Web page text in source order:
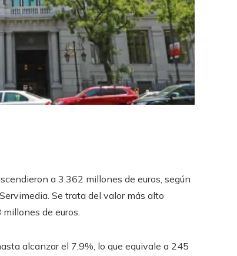
a 3.362 millones de euros, según
Se trata del valor más alto
de euros.
alcanzar el 7,9%, lo que equivale a 245